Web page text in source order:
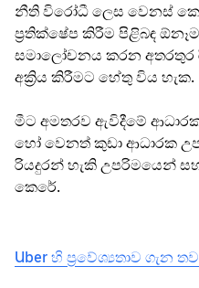
නීති විරෝධී ලෙස වෙනස්
ප්‍රතික්ෂේප කිරීම පිළිබඳ
සමාලෝචනය කරන අතරතුර
අක්‍රිය කිරීමට හේතු විය හැක.
මීට අමතරව ඇවිදීමේ
හෝ වෙනත් කුඩා ආධාරක
රියදුරන් හැකි උපරිමයෙන්
කෙරේ.
Uber හි ප්‍රවේශ්‍යතාව ගැන